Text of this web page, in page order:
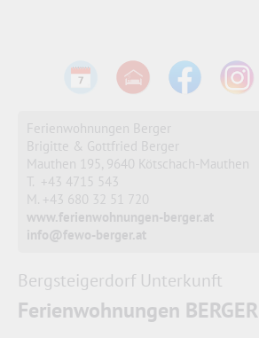
Ferienwohnungen Berger
Brigitte & Gottfried Berger
Mauthen 195, 9640 Kötschach-Mauthen
T. +43 4715 543
M. +43 680 32 51 720
www.ferienwohnungen-berger.at
info@fewo-berger.at
Bergsteigerdorf Unterkunft
Ferienwohnungen BERGER